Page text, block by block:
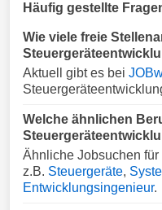
Häufig gestellte
Wie viele freie
Aktuell gibt es bei
Welche ähnlichen
Ähnliche Jobsuchen
z.B. Steuergeräte,
Entwicklungsingenieur.